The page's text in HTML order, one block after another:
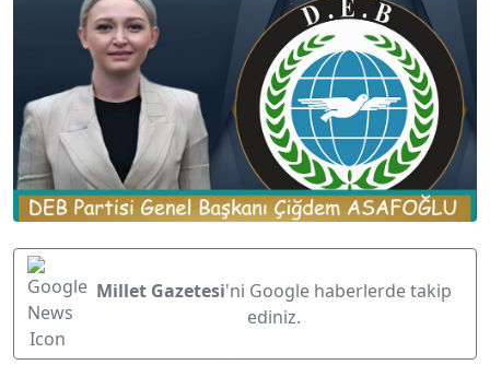
Millet Gazetesi'ni Google haberlerde takip
ediniz.